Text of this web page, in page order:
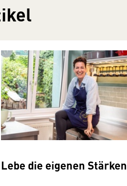
Lebe die eigenen Stärken